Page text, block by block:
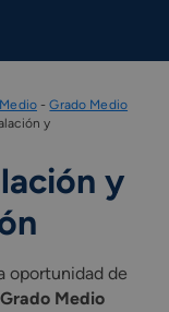
-Grado Medio
y
y
oportunidad de
Grado Medio